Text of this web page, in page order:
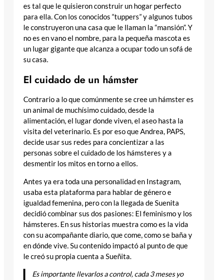
es tal que le quisieron construir un hogar perfecto
para ella. Con los conocidos “tuppers” y algunos tubos
le construyeron una casa que le llaman la “mansión”. Y
no es en vano el nombre, para la pequeña mascota es
un lugar gigante que alcanza a ocupar todo un sofá de
su casa.
El cuidado de un hámster
Contrario a lo que comúnmente se cree un hámster es
un animal de muchísimo cuidado, desde la
alimentación, el lugar donde viven, el aseo hasta la
visita del veterinario. Es por eso que Andrea, PAPS,
decide usar sus redes para concientizar a las
personas sobre el cuidado de los hámsteres y a
desmentir los mitos en torno a ellos.
Antes ya era toda una personalidad en Instagram,
usaba esta plataforma para hablar de género e
igualdad femenina, pero con la llegada de Suenita
decidió combinar sus dos pasiones: El feminismo y los
hámsteres. En sus historias muestra como es la vida
con su acompañante diario, que come, como se baña y
en dónde vive. Su contenido impactó al punto de que
le creó su propia cuenta a Sueñita.
Es importante llevarlos a control, cada 3 meses yo